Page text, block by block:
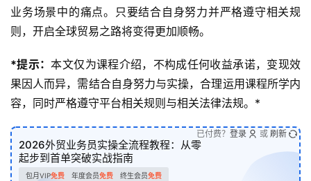
业务场景中的痛点。只要结合自身努力并严格遵守相关规
则，开启全球贸易之路将变得更加顺畅。
*提示：本文仅为课程介绍，不构成任何收益承诺，变现效
果因人而异，需结合自身努力与实操，合理运用课程所学内
容，同时严格遵守平台相关规则与相关法律法规。*
2026外贸业务员实操全流程教程：从零
起步到首单突破实战指南
包月VIP免费 年度会员免费 终生会员免费
已付费？ 登录 或 刷新